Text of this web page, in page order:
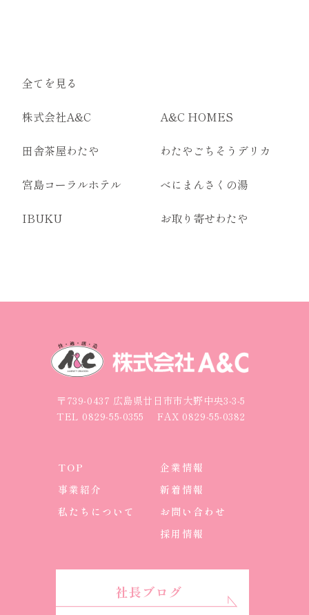
全てを見る
株式会社A&C A&C HOMES
田舎茶屋わたや わたやごちそうデリカ
宮島コーラルホテル べにまんさくの湯
IBUKU お取り寄せわたや
〒739-0437 広島県廿日市市大野中央3-3-5
TEL 0829-55-0355 FAX 0829-55-0382
TOP
事業紹介
私たちについて
企業情報
新着情報
お問い合わせ
採用情報
社長ブログ